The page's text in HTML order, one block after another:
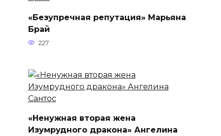
«Безупречная репутация» Марьяна
Брай
227
«Ненужная вторая жена
Изумрудного дракона» Ангелина